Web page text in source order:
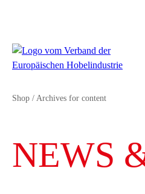
Shop / Archives for content
NEWS